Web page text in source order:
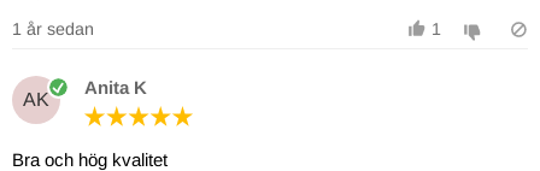
1 år sedan 1
AK
Anita K
Bra och hög kvalitet